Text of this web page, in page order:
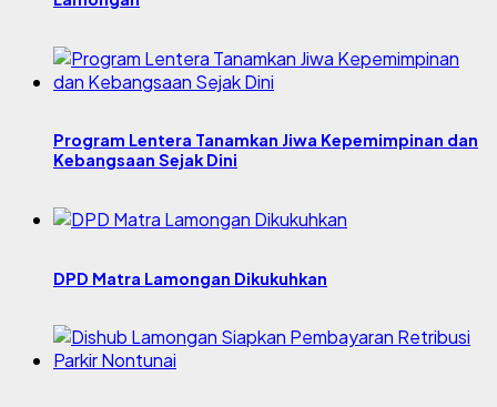
Program Lentera Tanamkan Jiwa Kepemimpinan dan
Kebangsaan Sejak Dini
DPD Matra Lamongan Dikukuhkan